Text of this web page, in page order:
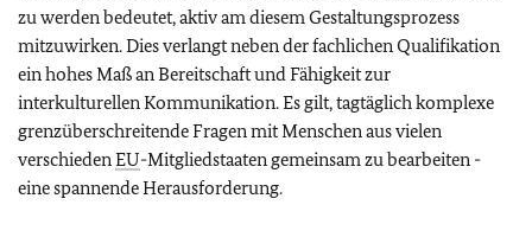
zu werden bedeutet, aktiv am diesem Gestaltungsprozess
mitzuwirken. Dies verlangt neben der fachlichen Qualifikation
ein hohes Maß an Bereitschaft und Fähigkeit zur
interkulturellen Kommunikation. Es gilt, tagtäglich komplexe
grenzüberschreitende Fragen mit Menschen aus vielen
verschieden EU-Mitgliedstaaten gemeinsam zu bearbeiten -
eine spannende Herausforderung.